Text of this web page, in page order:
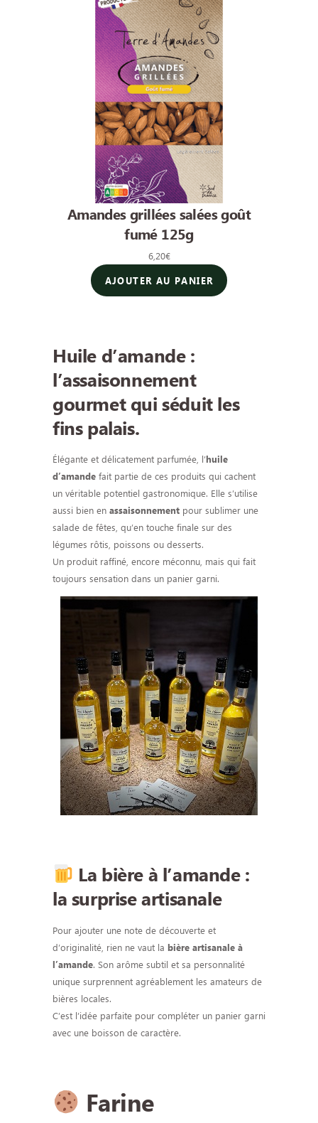
Amandes grillées salées goût
fumé 125g
6,20€
AJOUTER AU PANIER
Huile d’amande :
l’assaisonnement
gourmet qui séduit les
fins palais.
Élégante et délicatement parfumée, l’huile
d’amande fait partie de ces produits qui cachent
un véritable potentiel gastronomique. Elle s’utilise
aussi bien en assaisonnement pour sublimer une
salade de fêtes, qu’en touche finale sur des
légumes rôtis, poissons ou desserts.
Un produit raffiné, encore méconnu, mais qui fait
toujours sensation dans un panier garni.
La bière à l’amande :
la surprise artisanale
Pour ajouter une note de découverte et
d’originalité, rien ne vaut la bière artisanale à
l’amande. Son arôme subtil et sa personnalité
unique surprennent agréablement les amateurs de
bières locales.
C’est l’idée parfaite pour compléter un panier garni
avec une boisson de caractère.
Farine